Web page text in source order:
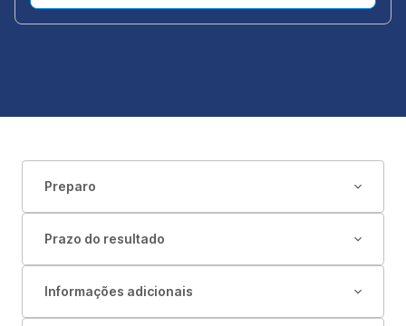
Preparo
Prazo do resultado
Informações adicionais